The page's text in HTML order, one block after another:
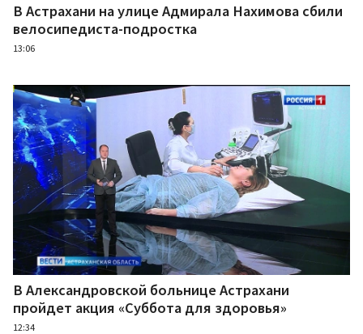
В Астрахани на улице Адмирала Нахимова сбили
велосипедиста-подростка
13:06
В Александровской больнице Астрахани
пройдет акция «Суббота для здоровья»
12:34